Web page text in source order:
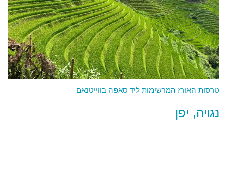
טרסות האורז המרשימות ליד סאפה בווייטנאם
נגויה, יפן